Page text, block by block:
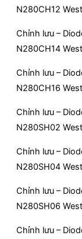
N280CH12
Chỉnh lưu –
N280CH14
Chỉnh lưu –
N280CH16
Chỉnh lưu –
N280SH02
Chỉnh lưu –
N280SH04
Chỉnh lưu –
N280SH06
Chỉnh lưu –